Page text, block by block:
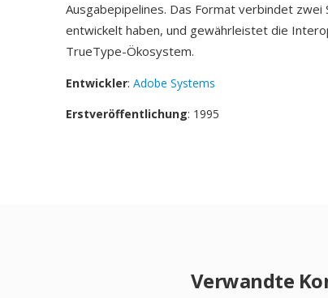
Ausgabepipelines. Das Format verbindet
entwickelt haben, und gewährleistet die
TrueType-Ökosystem.
Entwickler: Adobe Systems
Erstveröffentlichung: 1995
Verwandte